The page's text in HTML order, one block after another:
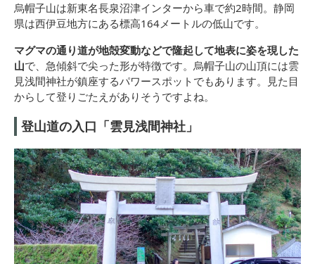
烏帽子山は新東名長泉沼津インターから車で約2時間。静岡
県は西伊豆地方にある標高164メートルの低山です。
マグマの通り道が地殻変動などで隆起して地表に姿を現した
山で、急傾斜で尖った形が特徴です。烏帽子山の山頂には雲
見浅間神社が鎮座するパワースポットでもあります。見た目
からして登りごたえがありそうですよね。
登山道の入口「雲見浅間神社」